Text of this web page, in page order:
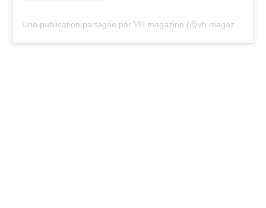
Une publication partagée par VH magazine (@vh.magazine)